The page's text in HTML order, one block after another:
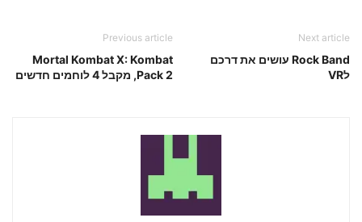
Previous article
Mortal Kombat X: Kombat
Pack 2, מקבל 4 לוחמים חדשים
Next article
Rock Band עושים את דרכם
לVR